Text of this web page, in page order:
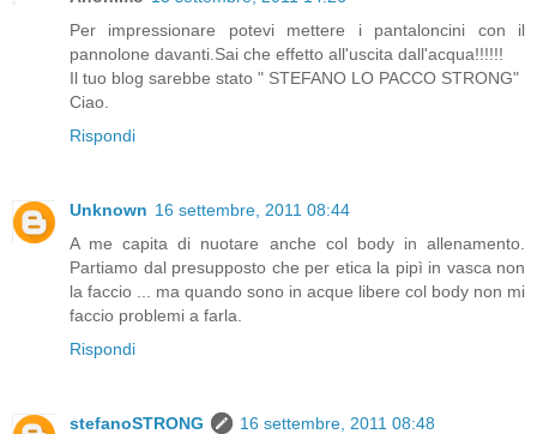
Per impressionare potevi mettere i pantaloncini con il
pannolone davanti.Sai che effetto all'uscita dall'acqua!!!!!!
Il tuo blog sarebbe stato " STEFANO LO PACCO STRONG"
Ciao.
Rispondi
Unknown 16 settembre, 2011 08:44
A me capita di nuotare anche col body in allenamento.
Partiamo dal presupposto che per etica la pipì in vasca non
la faccio ... ma quando sono in acque libere col body non mi
faccio problemi a farla.
Rispondi
stefanoSTRONG
16 settembre, 2011 08:48